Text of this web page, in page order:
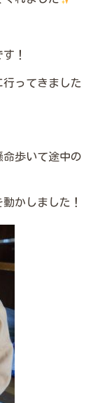
！
ってきました
歩いて途中の
かしました！